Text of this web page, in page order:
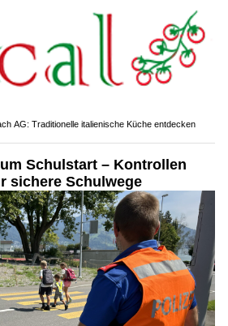
AG: Traditionelle italienische Küche entdecken
Schulstart – Kontrollen
sichere Schulwege